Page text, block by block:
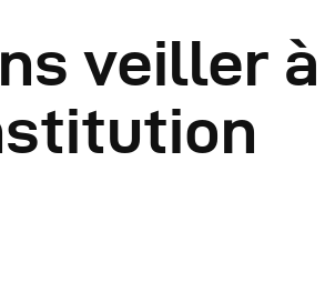
Documents
Conseils Des
veiller